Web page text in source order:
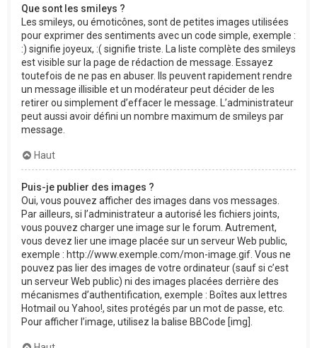
Que sont les smileys ?
Les smileys, ou émoticônes, sont de petites images utilisées
pour exprimer des sentiments avec un code simple, exemple :
:) signifie joyeux, :( signifie triste. La liste complète des smileys
est visible sur la page de rédaction de message. Essayez
toutefois de ne pas en abuser. Ils peuvent rapidement rendre
un message illisible et un modérateur peut décider de les
retirer ou simplement d’effacer le message. L’administrateur
peut aussi avoir défini un nombre maximum de smileys par
message.
Haut
Puis-je publier des images ?
Oui, vous pouvez afficher des images dans vos messages.
Par ailleurs, si l’administrateur a autorisé les fichiers joints,
vous pouvez charger une image sur le forum. Autrement,
vous devez lier une image placée sur un serveur Web public,
exemple : http://www.exemple.com/mon-image.gif. Vous ne
pouvez pas lier des images de votre ordinateur (sauf si c’est
un serveur Web public) ni des images placées derrière des
mécanismes d’authentification, exemple : Boîtes aux lettres
Hotmail ou Yahoo!, sites protégés par un mot de passe, etc.
Pour afficher l’image, utilisez la balise BBCode [img].